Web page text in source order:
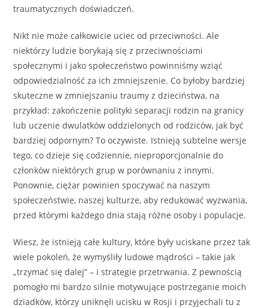
traumatycznych doświadczeń.
Nikt nie może całkowicie uciec od przeciwności. Ale
niektórzy ludzie borykają się z przeciwnościami
społecznymi i jako społeczeństwo powinniśmy wziąć
odpowiedzialność za ich zmniejszenie. Co byłoby bardziej
skuteczne w zmniejszaniu traumy z dzieciństwa, na
przykład: zakończenie polityki separacji rodzin na granicy
lub uczenie dwulatków oddzielonych od rodziców, jak być
bardziej odpornym? To oczywiste. Istnieją subtelne wersje
tego, co dzieje się codziennie, nieproporcjonalnie do
członków niektórych grup w porównaniu z innymi.
Ponownie, ciężar powinien spoczywać na naszym
społeczeństwie, naszej kulturze, aby redukować wyzwania,
przed którymi każdego dnia stają różne osoby i populacje.
Wiesz, że istnieją całe kultury, które były uciskane przez tak
wiele pokoleń, że wymyśliły ludowe mądrości – takie jak
„trzymać się dalej” – i strategie przetrwania. Z pewnością
pomogło mi bardzo silnie motywujące postrzeganie moich
dziadków, którzy uniknęli ucisku w Rosji i przyjechali tu z